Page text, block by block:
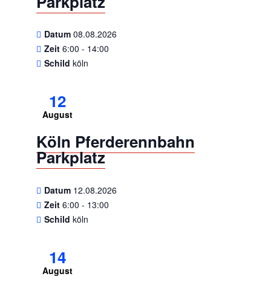
Datum 08.08.2026
Zeit 6:00 - 14:00
Schild köln
12
August
Köln Pferderennbahn
Parkplatz
Datum 12.08.2026
Zeit 6:00 - 13:00
Schild köln
14
August